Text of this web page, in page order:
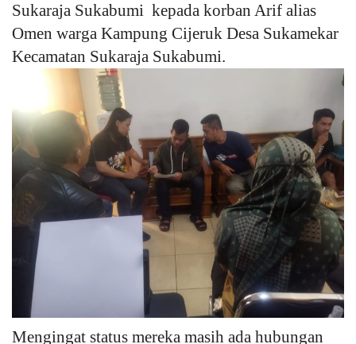
Sukaraja Sukabumi kepada korban Arif alias
Omen warga Kampung Cijeruk Desa Sukamekar
Kecamatan Sukaraja Sukabumi.
Mengingat status mereka masih ada hubungan